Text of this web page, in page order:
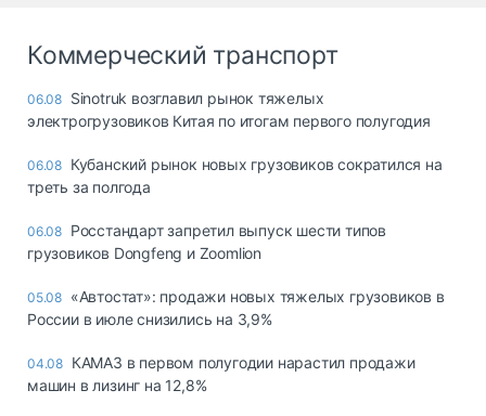
Коммерческий транспорт
06.08 Sinotruk возглавил рынок тяжелых
электрогрузовиков Китая по итогам первого полугодия
06.08 Кубанский рынок новых грузовиков сократился на
треть за полгода
06.08 Росстандарт запретил выпуск шести типов
грузовиков Dongfeng и Zoomlion
05.08 «Автостат»: продажи новых тяжелых грузовиков в
России в июле снизились на 3,9%
04.08 КАМАЗ в первом полугодии нарастил продажи
машин в лизинг на 12,8%